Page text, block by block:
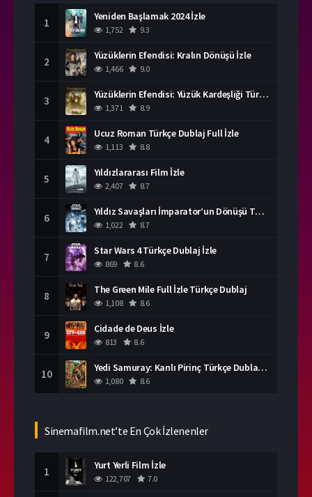
1 Yeniden Başlamak 2024 İzle
1,752 9.3
2 Yüzüklerin Efendisi: Kralın Dönüşü İzle
1,466 9.0
3 Yüzüklerin Efendisi: Yüzük Kardeşliği Türkçe Dublaj İzle
1,371 8.9
4 Ucuz Roman Türkçe Dublaj Full İzle
1,113 8.8
5 Yıldızlararası Film İzle
2,407 8.7
6 Yıldız Savaşları İmparator’un Dönüşü Türkçe Dublaj İzle
1,022 8.7
7 Star Wars 4 Türkçe Dublaj İzle
869 8.6
8 The Green Mile Full İzle Türkçe Dublaj
1,108 8.6
9 Cidade de Deus İzle
813 8.6
10 Yedi Samuray: Kanlı Pirinç Türkçe Dublaj İzle
1,080 8.6
Sinemafilm.net’te En Çok İzlenenler
1 Yurt Yerli Film İzle
122,707 7.0